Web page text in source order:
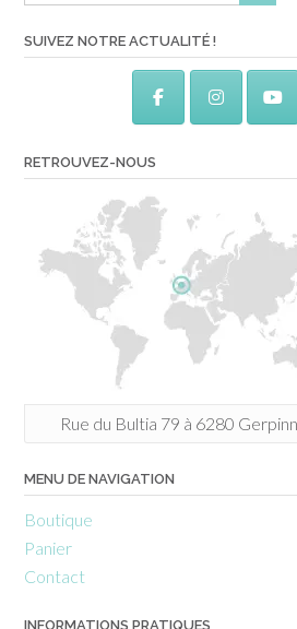
SUIVEZ NOTRE ACTUALITÉ !
RETROUVEZ-NOUS
Rue du Bultia 79 à 6280
MENU DE NAVIGATION
Boutique
Panier
Contact
INFORMATIONS PRATIQUES